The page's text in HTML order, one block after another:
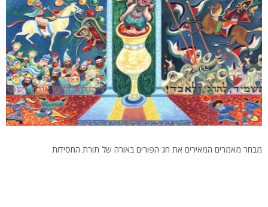
מבחר מאמרים המאירים את חג הפורים באורה של תורת החסידות